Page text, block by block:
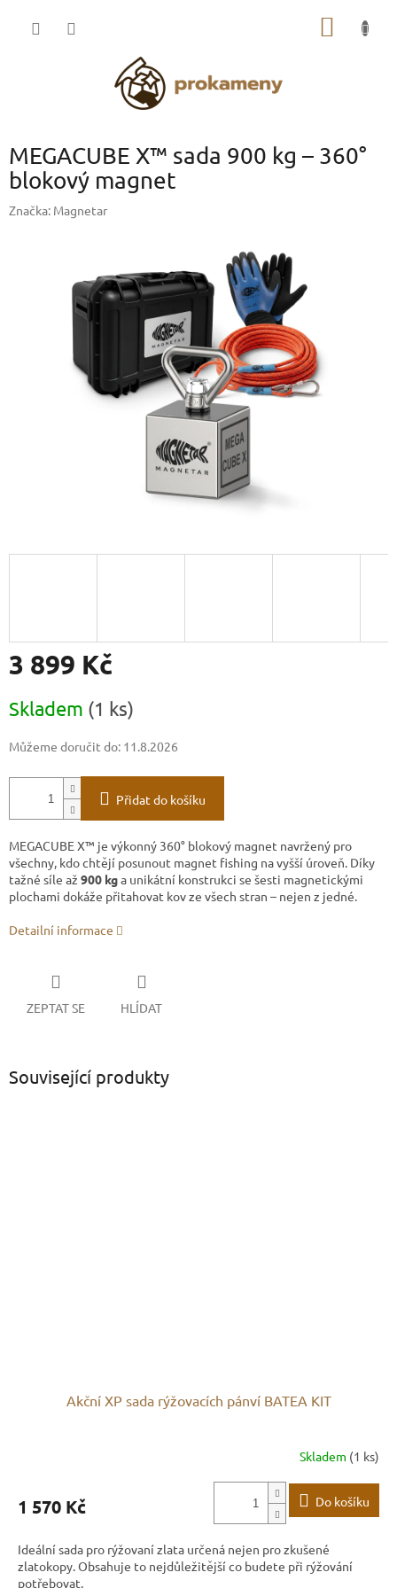
MEGACUBE X™ sada 900 kg – 360°
blokový magnet
Značka: Magnetar
3 899 Kč
cena:
Skladem (1 ks)
Můžeme doručit do: 11.8.2026
Přidat do košíku
MEGACUBE X™ je výkonný 360° blokový magnet navržený pro
všechny, kdo chtějí posunout magnet fishing na vyšší úroveň. Díky
tažné síle až 900 kga unikátní konstrukci se šesti magnetickými
plochami dokáže přitahovat kov ze všech stran – nejen z jedné.
Detailní informace
ZEPTAT SE HLÍDAT
Související produkty
Akční XP sada rýžovacích pánví BATEA KIT
Skladem (1 ks)
1 570 Kč Do košíku
Ideální sada pro rýžovaní zlata určená nejen pro zkušené
zlatokopy. Obsahuje to nejdůležitější co budete při rýžování
potřebovat.